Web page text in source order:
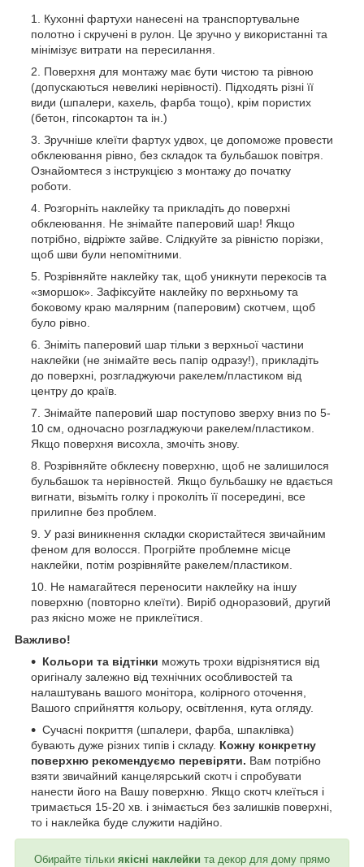
Кухонні фартухи нанесені на транспортувальне
полотно і скручені в рулон. Це зручно у використанні та
мінімізує витрати на пересилання.
Поверхня для монтажу має бути чистою та рівною
(допускаються невеликі нерівності). Підходять різні її
види (шпалери, кахель, фарба тощо), крім пористих
(бетон, гіпсокартон та ін.)
Зручніше клеїти фартух удвох, це допоможе провести
обклеювання рівно, без складок та бульбашок повітря.
Ознайомтеся з інструкцією з монтажу до початку
роботи.
Розгорніть наклейку та прикладіть до поверхні
обклеювання. Не знімайте паперовий шар! Якщо
потрібно, відріжте зайве. Слідкуйте за рівністю порізки,
щоб шви були непомітними.
Розрівняйте наклейку так, щоб уникнути перекосів та
«зморшок». Зафіксуйте наклейку по верхньому та
боковому краю малярним (паперовим) скотчем, щоб
було рівно.
Зніміть паперовий шар тільки з верхньої частини
наклейки (не знімайте весь папір одразу!), прикладіть
до поверхні, розгладжуючи ракелем/пластиком від
центру до країв.
Знімайте паперовий шар поступово зверху вниз по 5-
10 см, одночасно розгладжуючи ракелем/пластиком.
Якщо поверхня висохла, змочіть знову.
Розрівняйте обклеєну поверхню, щоб не залишилося
бульбашок та нерівностей. Якщо бульбашку не вдається
вигнати, візьміть голку і проколіть її посередині, все
прилипне без проблем.
У разі виникнення складки скористайтеся звичайним
феном для волосся. Прогрійте проблемне місце
наклейки, потім розрівняйте ракелем/пластиком.
Не намагайтеся переносити наклейку на іншу
поверхню (повторно клеїти). Виріб одноразовий, другий
раз якісно може не приклеїтися.
Важливо!
Кольори та відтінки можуть трохи відрізнятися від
оригіналу залежно від технічних особливостей та
налаштувань вашого монітора, колірного оточення,
Вашого сприйняття кольору, освітлення, кута огляду.
Сучасні покриття (шпалери, фарба, шпаклівка)
бувають дуже різних типів і складу. Кожну конкретну
поверхню рекомендуємо перевіряти. Вам потрібно
взяти звичайний канцелярський скотч і спробувати
нанести його на Вашу поверхню. Якщо скотч клеїться і
тримається 15-20 хв. і знімається без залишків поверхні,
то і наклейка буде служити надійно.
Обирайте тільки якісні наклейки та декор для дому прямо